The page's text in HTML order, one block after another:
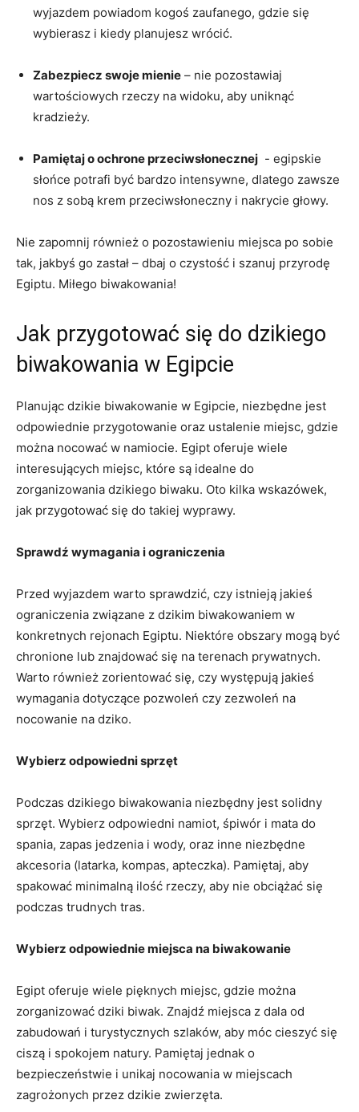
wyjazdem ‍powiadom kogoś zaufanego, gdzie ⁤się‍
wybierasz ⁤i ⁢kiedy planujesz wrócić.
Zabezpiecz swoje‍ mienie – nie pozostawiaj
wartościowych rzeczy na widoku, aby⁢ uniknąć
⁣kradzieży.
Pamiętaj o ochrone przeciwsłonecznej ⁣ -​ egipskie
słońce potrafi być bardzo intensywne, dlatego zawsze
nos z sobą ⁢krem przeciwsłoneczny i nakrycie głowy.
Nie⁤ zapomnij również o pozostawieniu miejsca po sobie
tak, jakbyś⁣ go zastał – dbaj ‌o czystość i szanuj przyrodę
Egiptu. Miłego biwakowania!
Jak⁢ przygotować się do dzikiego
biwakowania w Egipcie
Planując dzikie biwakowanie w Egipcie, niezbędne jest
odpowiednie przygotowanie oraz ustalenie miejsc, gdzie
można nocować⁤ w​ namiocie. ‌Egipt oferuje wiele
interesujących miejsc, które są idealne do
zorganizowania dzikiego biwaku. Oto kilka ​wskazówek,
jak ​przygotować się do takiej wyprawy.
Sprawdź⁣ wymagania i ⁢ograniczenia
Przed wyjazdem ⁤warto sprawdzić, czy⁣ istnieją jakieś
ograniczenia związane z dzikim biwakowaniem w
konkretnych rejonach‍ Egiptu. Niektóre ‌obszary⁤ mogą być
‍chronione⁤ lub znajdować się na ⁢terenach prywatnych.
Warto ⁣również zorientować ‍się, czy występują jakieś
wymagania‍ dotyczące pozwoleń czy zezwoleń⁣ na
nocowanie na dziko.
Wybierz odpowiedni sprzęt
Podczas dzikiego biwakowania niezbędny⁢ jest solidny
sprzęt. Wybierz odpowiedni namiot, śpiwór i mata⁤ do
‍spania, zapas jedzenia ‌i​ wody, ​oraz inne niezbędne
akcesoria (latarka, kompas, ​apteczka). Pamiętaj, aby
⁢spakować minimalną‌ ilość rzeczy, aby nie obciążać się
podczas trudnych tras.
Wybierz odpowiednie miejsca na biwakowanie
Egipt oferuje ⁢wiele ⁢pięknych miejsc, gdzie ⁣można
zorganizować dziki biwak. Znajdź miejsca z dala od
zabudowań i turystycznych szlaków, aby móc cieszyć się
ciszą i⁢ spokojem natury. Pamiętaj‌ jednak o
bezpieczeństwie i unikaj nocowania‍ w ​miejscach
zagrożonych‌ przez dzikie⁣ zwierzęta.